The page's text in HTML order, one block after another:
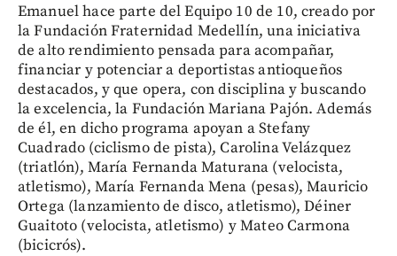
Emanuel hace parte del Equipo 10 de 10, creado por
la Fundación Fraternidad Medellín, una iniciativa
de alto rendimiento pensada para acompañar,
financiar y potenciar a deportistas antioqueños
destacados, y que opera, con disciplina y buscando
la excelencia, la Fundación Mariana Pajón. Además
de él, en dicho programa apoyan a Stefany
Cuadrado (ciclismo de pista), Carolina Velázquez
(triatlón), María Fernanda Maturana (velocista,
atletismo), María Fernanda Mena (pesas), Mauricio
Ortega (lanzamiento de disco, atletismo), Déiner
Guaitoto (velocista, atletismo) y Mateo Carmona
(bicicrós).